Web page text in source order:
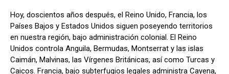
Hoy, doscientos años después, el Reino Unido, Francia, los
Países Bajos y Estados Unidos siguen poseyendo territorios
en nuestra región, bajo administración colonial. El Reino
Unidos controla Anguila, Bermudas, Montserrat y las islas
Caimán, Malvinas, las Vírgenes Británicas, así como Turcas y
Caicos. Francia, bajo subterfugios legales administra Cayena,